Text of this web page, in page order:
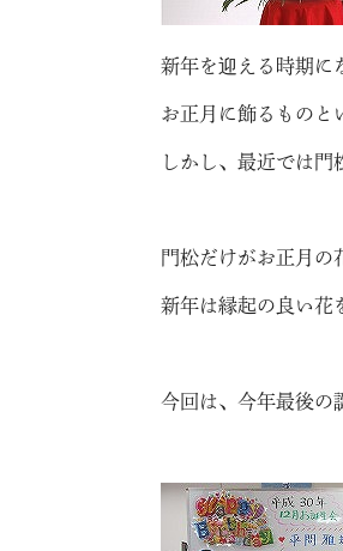
新年を迎える時期に
お正月に飾るものと
しかし、最近では門
門松だけがお正月の
新年は縁起の良い花
今回は、今年最後の